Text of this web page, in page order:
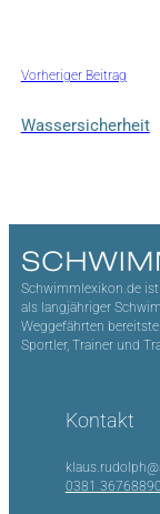
Vorheriger Beitrag
Wassersicherheit
Schwimmlexikon.de
als langjähriger
Weggefährten
Sportler, Trainer und
Kontakt
0381 36768890